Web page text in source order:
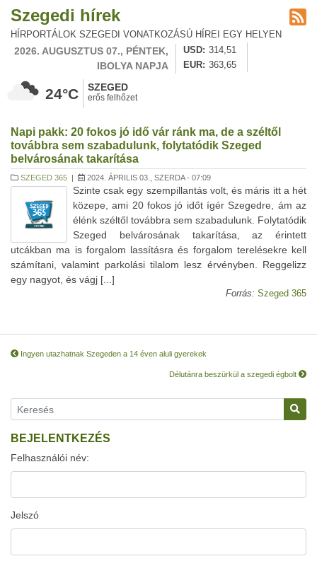
Szegedi hírek
HÍRPORTÁLOK SZEGEDI VONATKOZÁSÚ HÍREI EGY HELYEN
2026. AUGUSZTUS 07., PÉNTEK,
IBOLYA NAPJA
USD
314,51
EUR
363,65
24°C SZEGED
erős felhőzet
Napi pakk: 20 fokos jó idő vár ránk ma, de a széltől
továbbra sem szabadulunk, folytatódik Szeged
belvárosának takarítása
SZEGED 365 | 2024. ÁPRILIS 03., SZERDA - 07:09
Szinte csak egy szempillantás volt, és máris itt a hét
közepe, ami 20 fokos jó időt ígér Szegedre, ám az
élénk széltől továbbra sem szabadulunk. Folytatódik
Szeged belvárosának takarítása, az érintett
utcákban ma is forgalom lassításra és forgalom terelésekre kell
számítani, valamint parkolási tilalom lesz érvényben. Reggelizz
egy nagyot, és vágj [...]
Forrás: Szeged 365
Ingyen utazhatnak Szegeden a 14 éven aluli gyerekek
Délutánra beszürkül a szegedi égbolt
BEJELENTKEZÉS
Felhasználói név:
Jelszó